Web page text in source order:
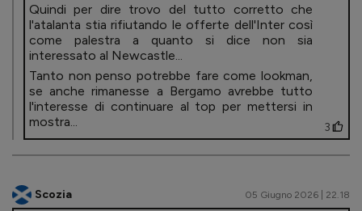
Quindi per dire trovo del tutto corretto che
l'atalanta stia rifiutando le offerte dell'Inter così
come palestra a quanto si dice non sia
interessato al Newcastle...
Tanto non penso potrebbe fare come lookman,
se anche rimanesse a Bergamo avrebbe tutto
l'interesse di continuare al top per mettersi in
mostra...
3
Scozia 05 Giugno 2026 | 22.18